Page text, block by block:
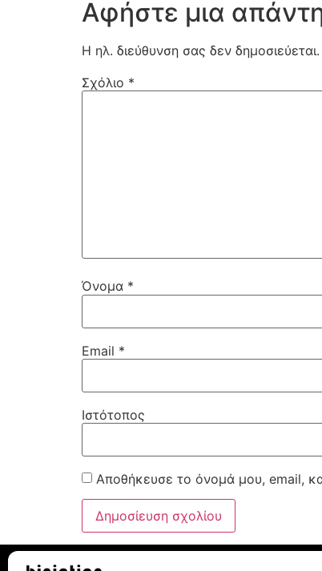
Αφήστε μια
Η ηλ. διεύθυνση σας δεν δημοσιεύεται.
Σχόλιο *
Όνομα *
Email *
Ιστότοπος
Αποθήκευσε το όνομά μου, email,